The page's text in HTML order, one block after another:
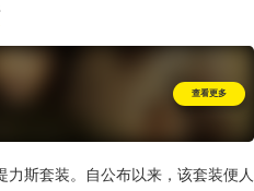
查看更多
斯套装。自公布以来，该套装便人